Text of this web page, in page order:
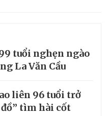
tuổi nghẹn ngào
La Văn Cầu
liên 96 tuổi trở
tìm hài cốt